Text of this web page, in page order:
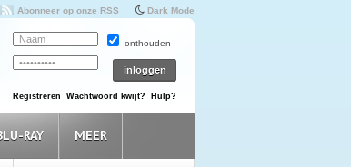
Abonneer op onze RSS Dark Mode
onthouden
Registreren Wachtwoord kwijt? Hulp?
RAY MEER